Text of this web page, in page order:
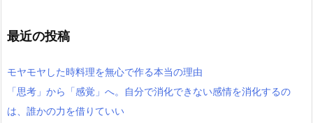
最近の投稿
モヤモヤした時料理を無心で作る本当の理由
「思考」から「感覚」へ。自分で消化できない感情を消化するの
は、誰かの力を借りていい